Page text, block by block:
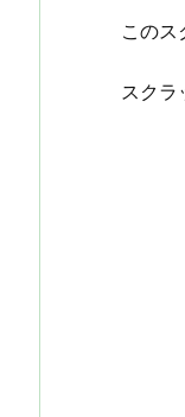
このス
スクラ